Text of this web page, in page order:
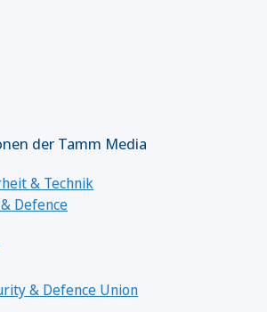
der Tamm Media
& Technik
Defence
& Defence Union